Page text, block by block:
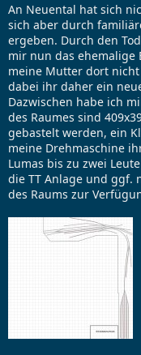
An Neuental hat sich
sich aber durch
ergeben. Durch den
mir nun das ehemalige
meine Mutter dort
dabei ihr daher ein
Dazwischen habe ich
des Raumes sind
gebastelt werden, ein
meine Drehmaschine
Lumas bis zu zwei
die TT Anlage und ggf.
des Raums zur